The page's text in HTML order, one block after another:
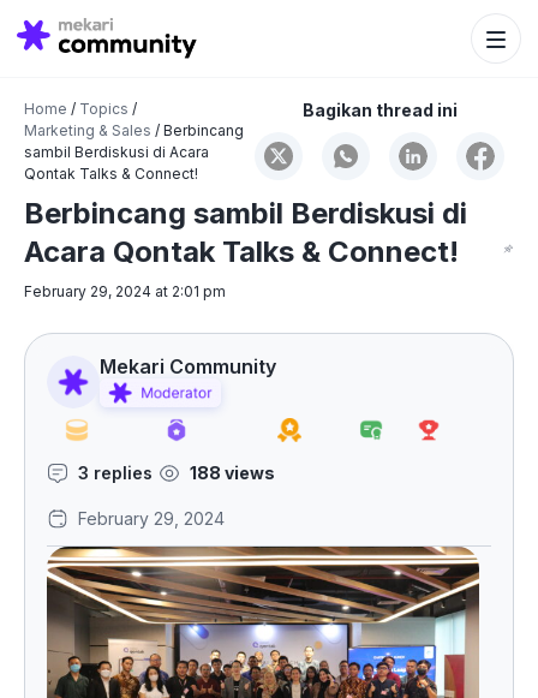
Search
for:
Search
Home / Topics /
Marketing & Sales / Berbincang
sambil Berdiskusi di Acara
Qontak Talks & Connect!
Bagikan thread ini
Berbincang sambil Berdiskusi di
Acara Qontak Talks & Connect!
February 29, 2024 at 2:01 pm
Mekari Community
3 replies 188 views
February 29, 2024